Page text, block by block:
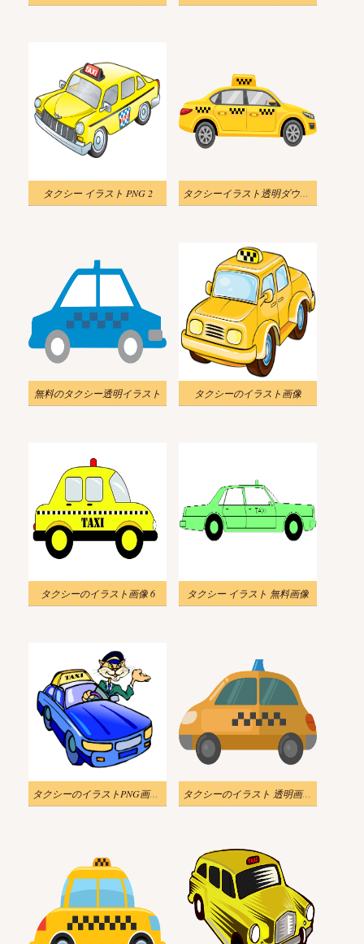
タクシー イラスト PNG 2 タクシーイラスト透明ダウンロード
無料のタクシー透明イラスト タクシーのイラスト画像
タクシーのイラスト画像 6 タクシー イラスト 無料画像
タクシーのイラストPNG画像 3 タクシーのイラスト 透明画像 2